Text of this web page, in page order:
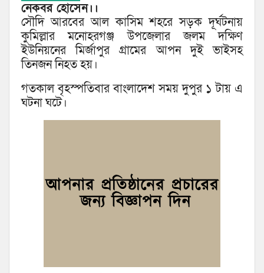
নেকবর হোসেন।।
সৌদি আরবের আল কাসিম শহরে সড়ক দূর্ঘটনায়
কুমিল্লার মনোহরগঞ্জ উপজেলার জলম দক্ষিণ
ইউনিয়নের মির্জাপুর গ্রামের আপন দুই ভাইসহ
তিনজন নিহত হয়।
গতকাল বৃহস্পতিবার বাংলাদেশ সময় দুপুর ১ টায় এ
ঘটনা ঘটে।